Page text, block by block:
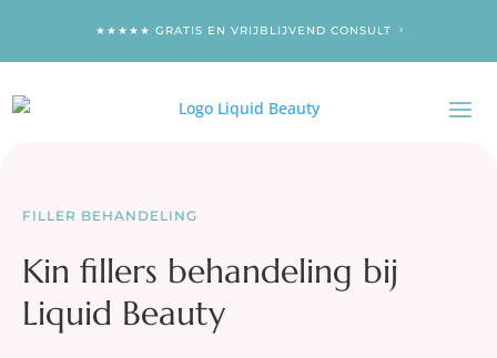
★★★★★ GRATIS EN VRIJBLIJVEND CONSULT
FILLER BEHANDELING
Kin fillers behandeling bij
Liquid Beauty